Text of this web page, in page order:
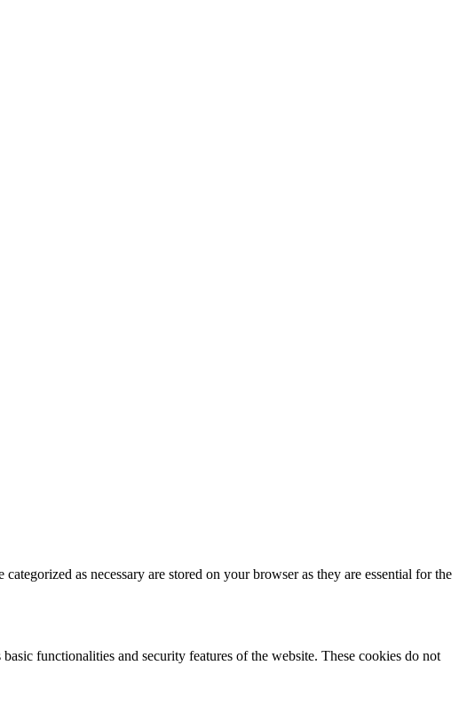
as necessary are stored on your browser as they are essential for the
functionalities and security features of the website. These cookies do not